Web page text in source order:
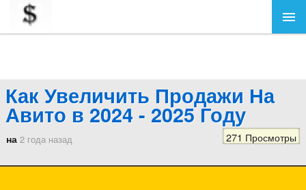
Как Увеличить Продажи На
Авито в 2024 - 2025 Году
на 2 года назад 271 Просмотры